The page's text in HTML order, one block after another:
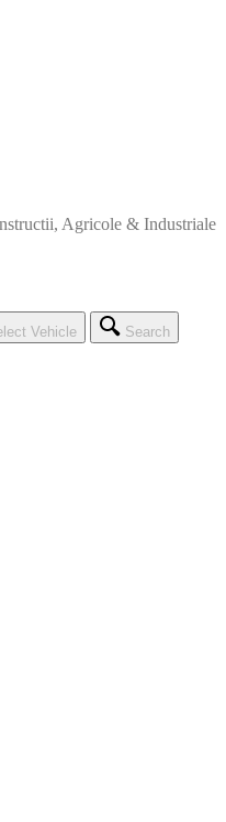
Agricole & Industriale
Vehicle Search